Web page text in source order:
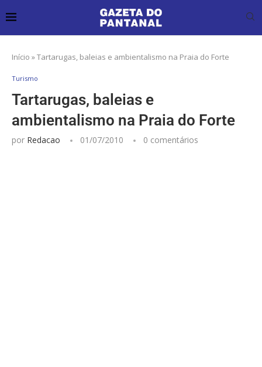
Início »Tartarugas, baleias e ambientalismo na Praia do Forte
Turismo
Tartarugas, baleias e
ambientalismo na Praia do Forte
por Redacao 01/07/2010 0 comentários